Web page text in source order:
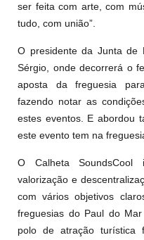
ser feita com arte, com
tudo, com união”.
O presidente da Junta de
Sérgio, onde decorrerá o
aposta da freguesia
fazendo notar as
estes eventos. E abordou
este evento tem na
O Calheta SoundsCool
valorização e
com vários objetivos
freguesias do Paul do
polo de atração turística